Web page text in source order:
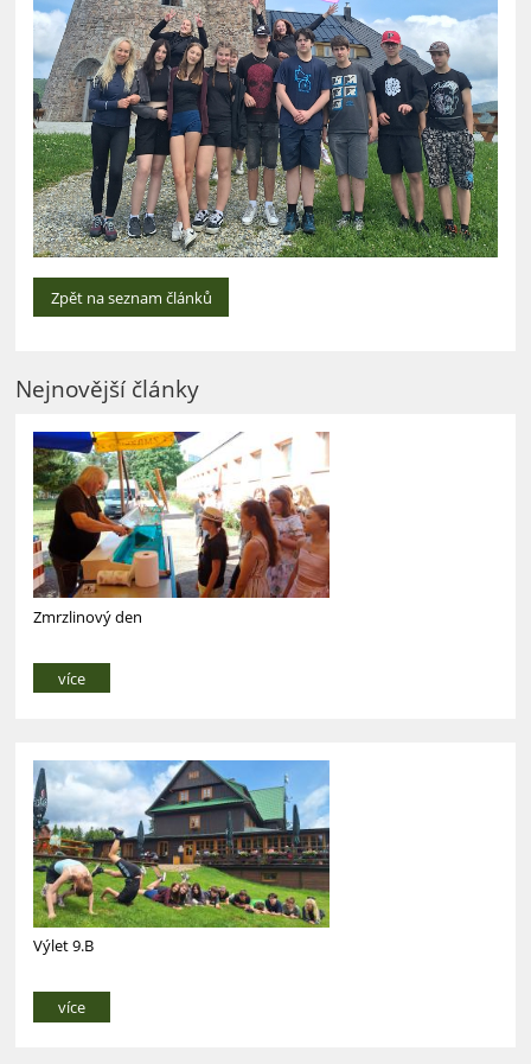
Zpět na seznam článků
Nejnovější články
Zmrzlinový den
více
Výlet 9.B
více